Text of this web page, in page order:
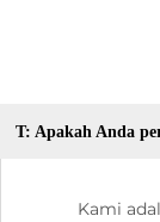
T: Apakah Anda
Kami